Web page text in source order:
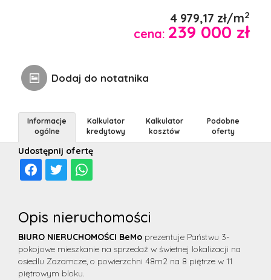
4 979,17 zł/m2
cena: 239 000 zł
Dodaj do notatnika
Udostępnij ofertę
Informacje
ogólne
Kalkulator
kredytowy
Kalkulator
kosztów
Podobne
oferty
Opis nieruchomości
BIURO NIERUCHOMOŚCI BeMo prezentuje Państwu 3-
pokojowe mieszkanie na sprzedaż w świetnej lokalizacji na
osiedlu Zazamcze, o powierzchni 48m2 na 8 piętrze w 11
piętrowym bloku.